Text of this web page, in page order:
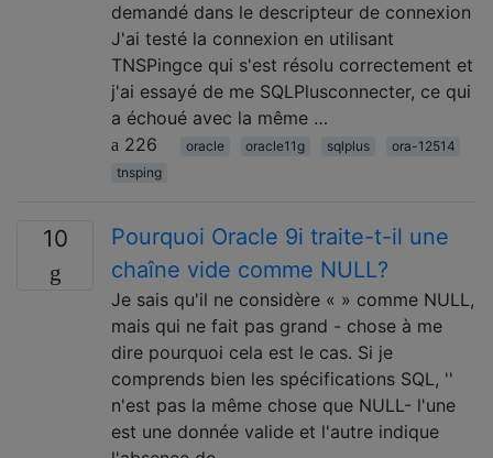
demandé dans le descripteur de connexion
J'ai testé la connexion en utilisant
TNSPingce qui s'est résolu correctement et
j'ai essayé de me SQLPlusconnecter, ce qui
a échoué avec la même …
226
oracle oracle11g sqlplus
ora-12514
tnsping
10
Pourquoi Oracle 9i traite-t-il une
chaîne vide comme NULL?
Je sais qu'il ne considère « » comme NULL,
mais qui ne fait pas grand - chose à me
dire pourquoi cela est le cas. Si je
comprends bien les spécifications SQL, ''
n'est pas la même chose que NULL- l'une
est une donnée valide et l'autre indique